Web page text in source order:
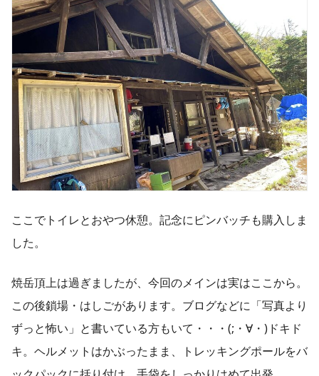
ここでトイレとおやつ休憩。記念にピンバッチも購入しま
した。
焼岳頂上は過ぎましたが、今回のメインは実はここから。
この後鎖場・はしごがあります。ブログなどに「写真より
ずっと怖い」と書いている方もいて・・・(;・∀・)ドキド
キ。ヘルメットはかぶったまま、トレッキングポールをバ